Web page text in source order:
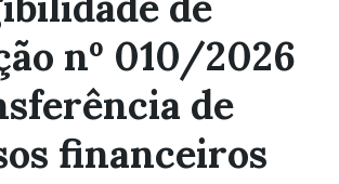
nº 010/2026
de
financeiros